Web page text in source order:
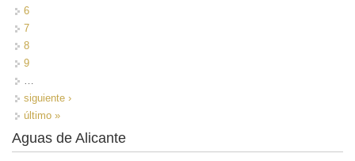
6
7
8
9
siguiente ›
último »
Aguas de Alicante